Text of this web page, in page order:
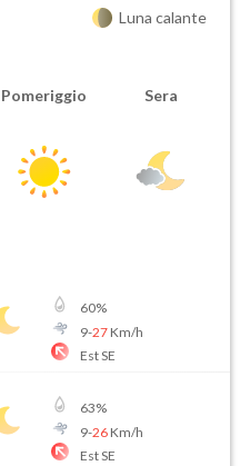
Luna calante
Pomeriggio Sera
60%
9-27Km/h
Est SE
63%
9-26Km/h
Est SE